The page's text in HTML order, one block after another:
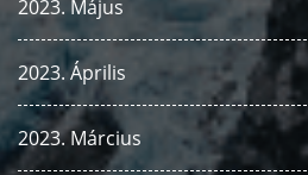
2023. Május
2023. Április
2023. Március